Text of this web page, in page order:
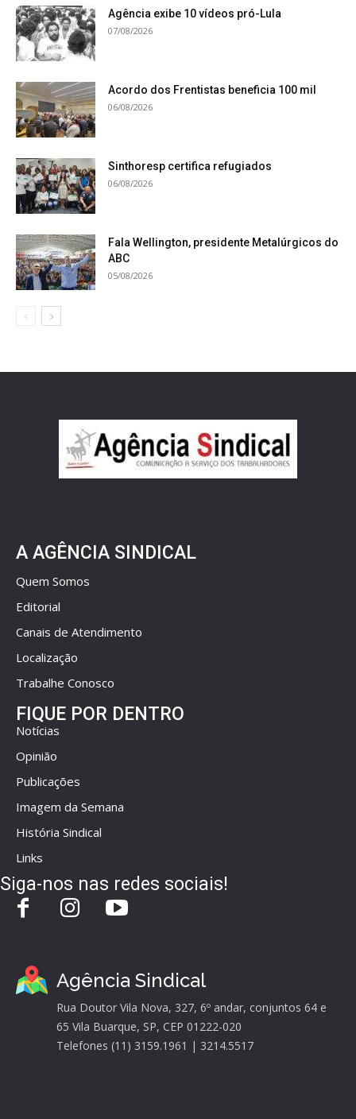
Agência exibe 10 vídeos pró-Lula
07/08/2026
Acordo dos Frentistas beneficia 100 mil
06/08/2026
Sinthoresp certifica refugiados
06/08/2026
Fala Wellington, presidente Metalúrgicos do
ABC
05/08/2026
A AGÊNCIA SINDICAL
Quem Somos
Editorial
Canais de Atendimento
Localização
Trabalhe Conosco
FIQUE POR DENTRO
Notícias
Opinião
Publicações
Imagem da Semana
História Sindical
Links
Siga-nos nas redes sociais!
Agência Sindical
Rua Doutor Vila Nova, 327, 6º andar, conjuntos 64 e
65 Vila Buarque, SP, CEP 01222-020
Telefones (11) 3159.1961 | 3214.5517